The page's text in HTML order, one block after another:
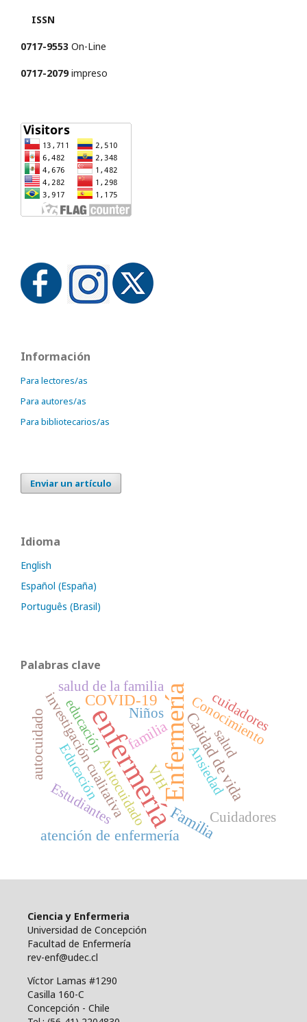
ISSN
0717-9553 On-Line
0717-2079impreso
Información
Para lectores/as
Para autores/as
Para bibliotecarios/as
Enviar un artículo
Idioma
English
Español (España)
Português (Brasil)
Palabras clave
enfermería
EnfermeríaCalidad de vida
Familia
COVID-19
familia
atención de enfermería
Ansiedad
Autocuidado
investigación cualitativa
Estudiantes
Conocimiento
salud
Educación
Cuidadores
autocuidado cuidadores
salud de la familia
VIH
Niños
educación
Ciencia y Enfermeria
Universidad de Concepción
Facultad de Enfermería
rev-enf@udec.cl
Víctor Lamas #1290
Casilla 160-C
Concepción - Chile